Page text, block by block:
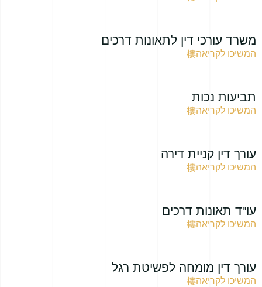
משרד עורכי דין לתאונות דרכים
המשיכו לקריאה
תביעות נכות
המשיכו לקריאה
עורך דין קניית דירה
המשיכו לקריאה
עו"ד תאונות דרכים
המשיכו לקריאה
עורך דין מומחה לפשיטת רגל
המשיכו לקריאה